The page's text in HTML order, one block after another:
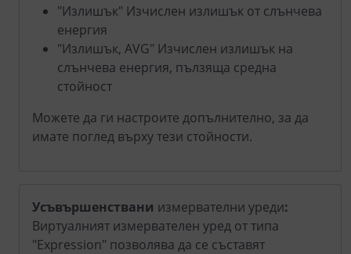
"Излишък" Изчислен излишък от слънчева
енергия
"Излишък, AVG" Изчислен излишък на
слънчева енергия, пълзяща средна
стойност
Можете да ги настроите допълнително, за да
имате поглед върху тези стойности.
Усъвършенствани измервателни уреди:
Виртуалният измервателен уред от типа
"Expression" позволява да се съставят